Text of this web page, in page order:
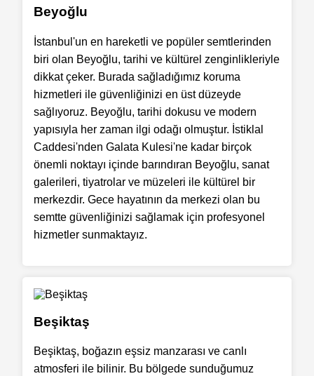
Beyoğlu
İstanbul'un en hareketli ve popüler semtlerinden
biri olan Beyoğlu, tarihi ve kültürel zenginlikleriyle
dikkat çeker. Burada sağladığımız koruma
hizmetleri ile güvenliğinizi en üst düzeyde
sağlıyoruz. Beyoğlu, tarihi dokusu ve modern
yapısıyla her zaman ilgi odağı olmuştur. İstiklal
Caddesi'nden Galata Kulesi'ne kadar birçok
önemli noktayı içinde barındıran Beyoğlu, sanat
galerileri, tiyatrolar ve müzeleri ile kültürel bir
merkezdir. Gece hayatının da merkezi olan bu
semtte güvenliğinizi sağlamak için profesyonel
hizmetler sunmaktayız.
Beşiktaş
Beşiktaş, boğazın eşsiz manzarası ve canlı
atmosferi ile bilinir. Bu bölgede sunduğumuz